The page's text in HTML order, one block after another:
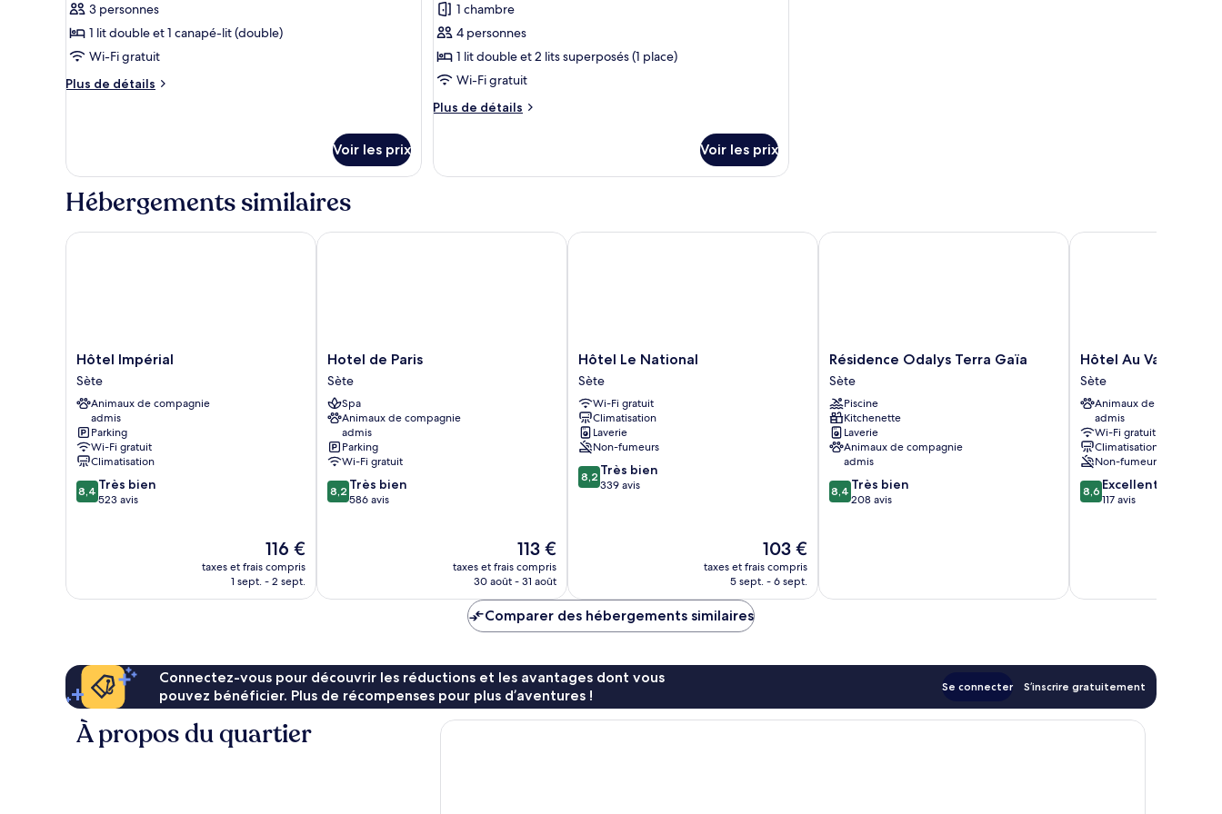
port
rez-
de-
chaussée
photos
pour
ce
type
de
côté
port
balcon
3 personnes
1 lit double et 1 canapé-lit (double)
Wi-Fi gratuit
Plus de détails
Plus
type
de
chambre
Appartement
T2
côté
Voir les prix
photos
pour
ce
type
chambre :
cabine
1 chambre
4 personnes
1 lit double et 2 lits superposés (1 place)
Wi-Fi gratuit
Plus de détails
Plus
le
Appartement
Voir les prix
Hébergements similaires
Hôtel
Impérial
Sète
Hôtel Impérial
Sète
Animaux de compagnie
admis
Parking
Wi-Fi gratuit
Climatisation
8.4
sur
8,4 Très bien
523 avis
Le
nouveau
prix
116 €
taxes et frais compris
1 sept. - 2 sept.
Hôtel Impérial
Hotel
de
Paris
Sète
Hotel de Paris
Sète
Spa
Animaux de compagnie
admis
Parking
Wi-Fi gratuit
8.2
sur
8,2 Très bien
586 avis
Le
nouveau
prix
de
113 €
113 €
taxes et frais compris
30 août - 31 août
Hotel de Paris
Hôtel
Le
National
Sète
Hôtel Le National
Sète
Wi-Fi gratuit
Climatisation
Laverie
Non-fumeurs
8.2
sur
8,2 Très bien
339 avis
Le
nouveau
prix
103 €
taxes et frais compris
5 sept. - 6 sept.
Hôtel Le National
Résidence
Odalys
Terra
Gaïa
Sète
Résidence Odalys Terra Gaïa
Sète
Piscine
Kitchenette
Laverie
Animaux de compagnie
admis
8.4
sur
8,4 Très bien
208 avis
Résidence Odalys Terra Gaïa
Hôtel
Au
Valéry
Sète
Hôtel Au Valéry
Sète
Animaux de compagnie
admis
Wi-Fi gratuit
Climatisation
Non-fumeurs
8.6
sur
8,6 Excellent
117 avis
Hôtel Au Valéry
Comparer des hébergements similaires
Connectez-vous pour découvrir les réductions et les avantages dont vous
pouvez bénéficier. Plus de récompenses pour plus d’aventures !
Se connecter S’inscrire gratuitement
À propos du quartier